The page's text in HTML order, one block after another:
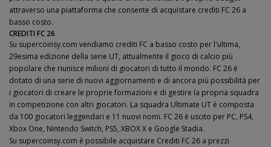
attraverso una piattaforma che consente di acquistare crediti FC 26 a
basso costo.
CREDITI FC 26
Su supercoinsy.com vendiamo crediti FC a basso costo per l'ultima,
29esima edizione della serie UT, attualmente il gioco di calcio più
popolare che riunisce milioni di giocatori di tutto il mondo. FC 26 è
dotato di una serie di nuovi aggiornamenti e di ancora più possibilità per
i giocatori di creare le proprie formazioni e di gestire la propria squadra
in competizione con altri giocatori. La squadra Ultimate UT è composta
da 100 giocatori leggendari e 11 nuovi nomi. FC 26 è uscito per PC, PS4,
Xbox One, Nintendo Switch, PS5, XBOX X e Google Stadia.
Su supercoinsy.com è possibile acquistare Crediti FC 26 a prezzi